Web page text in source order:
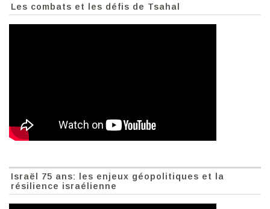
Les combats et les défis de Tsahal
Israël 75 ans: les enjeux géopolitiques et la
résilience israélienne